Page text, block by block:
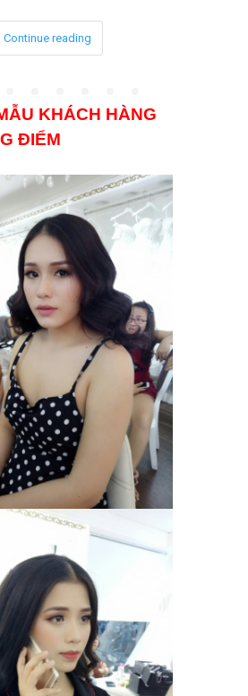
Continue reading
KHÁCH HÀNG
ĐIỂM